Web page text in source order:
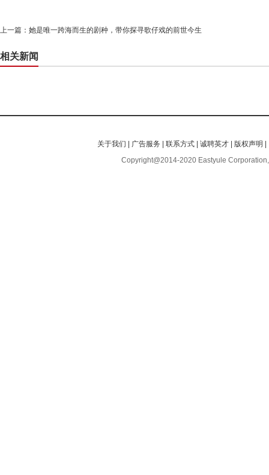
上一篇： 她是唯一跨海而生的剧种，带你探寻歌仔戏的前世今生
相关新闻
关于我们 | 广告服务 |联系方式 |诚聘英才 | 版权声明 |
Copyright@2014-2020 Eastyule